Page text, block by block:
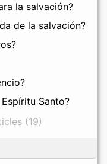
la salvación?
de la salvación?
Santo?
(19)